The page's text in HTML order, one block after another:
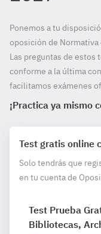
Ponemos a tu
oposición de
Las preguntas de
conforme a la última
facilitamos exámenes
¡Practica ya mismo
Test gratis online
Solo tendrás que
en tu cuenta de
Test Prueba
Bibliotecas,